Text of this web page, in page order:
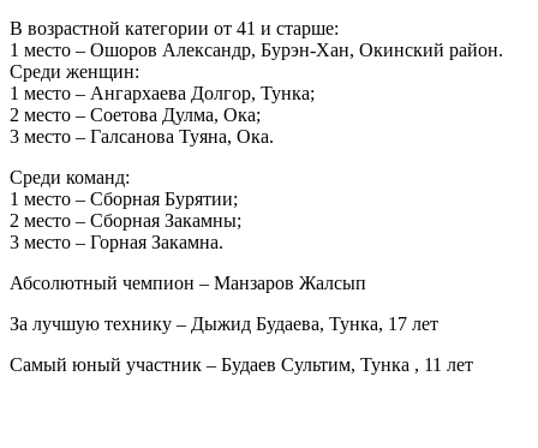
В возрастной категории от 41 и старше:
1 место – Ошоров Александр, Бурэн-Хан, Окинский район.
Среди женщин:
1 место – Ангархаева Долгор, Тунка;
2 место – Соетова Дулма, Ока;
3 место – Галсанова Туяна, Ока.
Среди команд:
1 место – Сборная Бурятии;
2 место – Сборная Закамны;
3 место – Горная Закамна.
Абсолютный чемпион – Манзаров Жалсып
За лучшую технику – Дыжид Будаева, Тунка, 17 лет
Самый юный участник – Будаев Сультим, Тунка , 11 лет